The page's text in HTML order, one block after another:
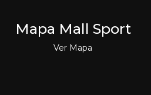
Mapa Mall Sport
Ver Mapa